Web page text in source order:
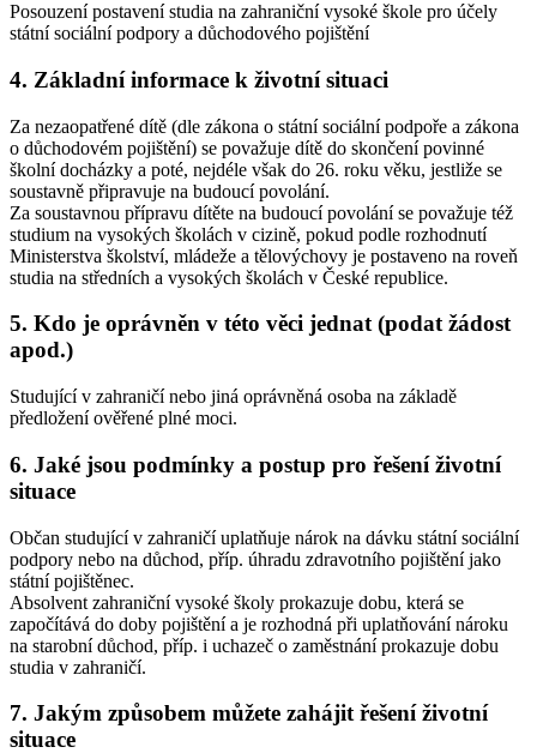
Posouzení postavení studia na zahraniční vysoké škole pro účely
státní sociální podpory a důchodového pojištění
4. Základní informace k životní situaci
Za nezaopatřené dítě (dle zákona o státní sociální podpoře a zákona
o důchodovém pojištění) se považuje dítě do skončení povinné
školní docházky a poté, nejdéle však do 26. roku věku, jestliže se
soustavně připravuje na budoucí povolání.
Za soustavnou přípravu dítěte na budoucí povolání se považuje též
studium na vysokých školách v cizině, pokud podle rozhodnutí
Ministerstva školství, mládeže a tělovýchovy je postaveno na roveň
studia na středních a vysokých školách v České republice.
5. Kdo je oprávněn v této věci jednat (podat žádost
apod.)
Studující v zahraničí nebo jiná oprávněná osoba na základě
předložení ověřené plné moci.
6. Jaké jsou podmínky a postup pro řešení životní
situace
Občan studující v zahraničí uplatňuje nárok na dávku státní sociální
podpory nebo na důchod, příp. úhradu zdravotního pojištění jako
státní pojištěnec.
Absolvent zahraniční vysoké školy prokazuje dobu, která se
započítává do doby pojištění a je rozhodná při uplatňování nároku
na starobní důchod, příp. i uchazeč o zaměstnání prokazuje dobu
studia v zahraničí.
7. Jakým způsobem můžete zahájit řešení životní
situace